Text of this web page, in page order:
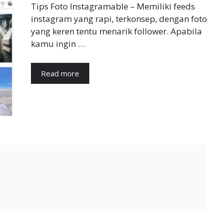
Tips Foto Instagramable – Memiliki feeds
instagram yang rapi, terkonsep, dengan foto
yang keren tentu menarik follower. Apabila
kamu ingin …
Read more